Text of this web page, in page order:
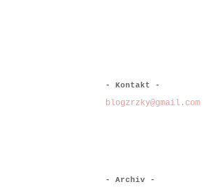
- Kontakt -
blogzrzky@gmail.com
- Archiv -